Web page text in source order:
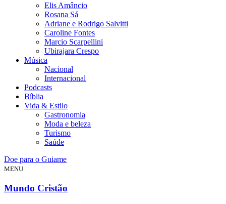
Elis Amâncio
Rosana Sá
Adriane e Rodrigo Salvitti
Caroline Fontes
Marcio Scarpellini
Ubirajara Crespo
Música
Nacional
Internacional
Podcasts
Bíblia
Vida & Estilo
Gastronomia
Moda e beleza
Turismo
Saúde
Doe para o Guiame
MENU
Mundo Cristão